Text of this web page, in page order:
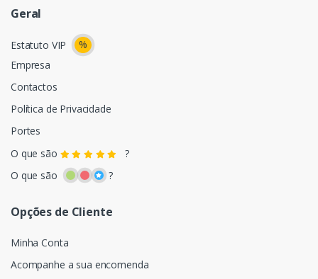
Geral
Estatuto VIP
%
Empresa
Contactos
Política de Privacidade
Portes
O que são
?
O que são
?
Opções de Cliente
Minha Conta
Acompanhe a sua encomenda